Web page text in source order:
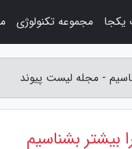
یکجا مجموعه تکنولوژی